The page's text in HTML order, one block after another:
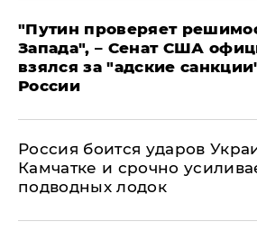
"Путин проверяет
Запада", – Сенат США
взялся за "адские
России
Россия боится ударов
Камчатке и срочно
подводных лодок